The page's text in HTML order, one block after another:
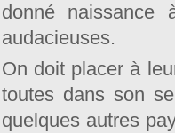
donné naissance
audacieuses.
On doit placer à
toutes dans son
quelques autres